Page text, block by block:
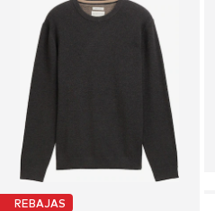
REBAJAS